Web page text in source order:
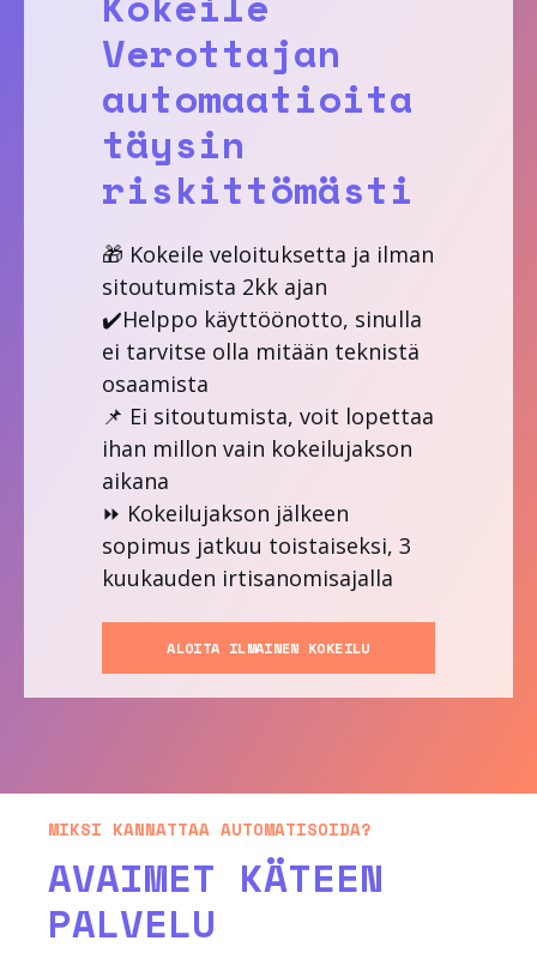
Verottajan
automaatioita
täysin
riskittömästi
🎁 Kokeile veloituksetta ja ilman
sitoutumista 2kk ajan
✔️Helppo käyttöönotto, sinulla
ei tarvitse olla mitään teknistä
osaamista
📌 Ei sitoutumista, voit lopettaa
ihan millon vain kokeilujakson
aikana
⏩ Kokeilujakson jälkeen
sopimus jatkuu toistaiseksi, 3
kuukauden irtisanomisajalla
ALOITA ILMAINEN KOKEILU
MIKSI KANNATTAA AUTOMATISOIDA?
AVAIMET KÄTEEN
PALVELU